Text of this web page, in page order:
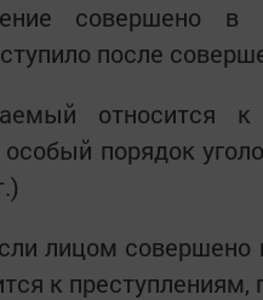
совершено в
после
относится
порядок
лицом совершено
к